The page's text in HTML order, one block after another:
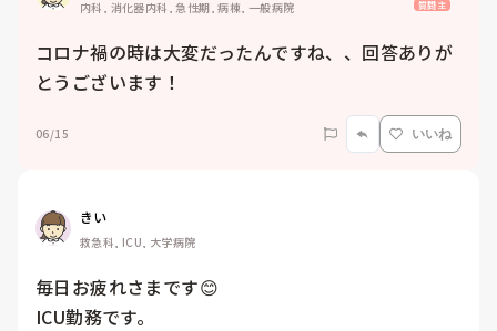
内科, 消化器内科, 急性期, 病棟, 一般病院 質問主
コロナ禍の時は大変だったんですね、、回答ありが
とうございます！
06/15 いいね
きい
救急科, ICU, 大学病院
毎日お疲れさまです😊
ICU勤務です。